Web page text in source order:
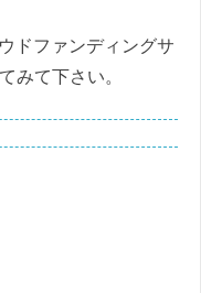
ドファンディングサ
みて下さい。